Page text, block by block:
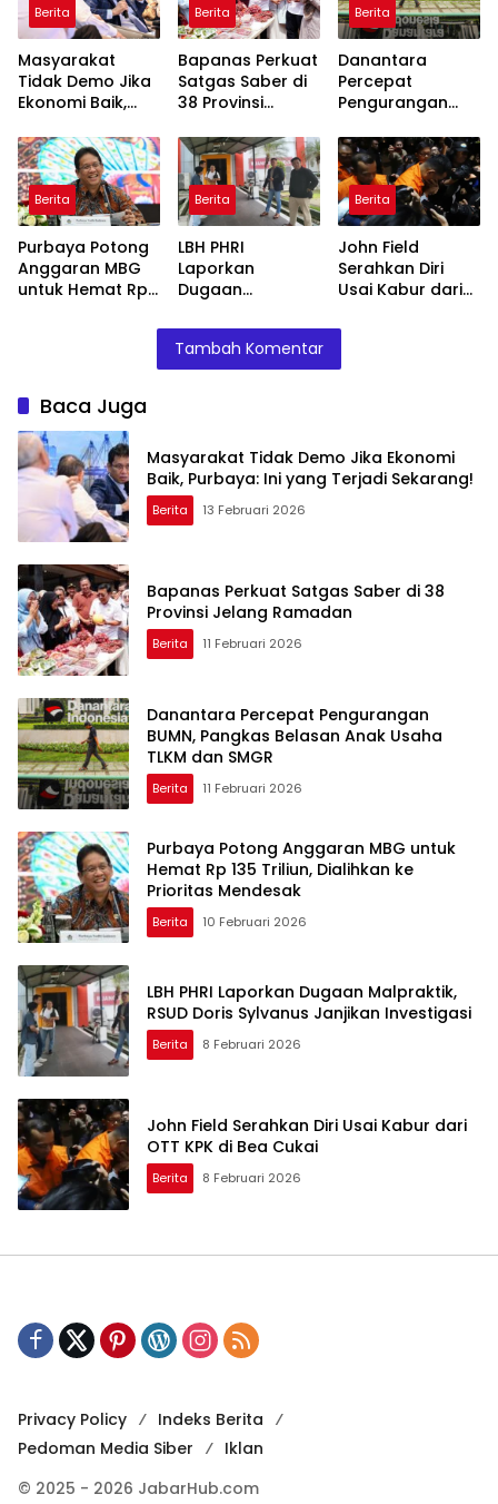
Berita
Masyarakat
Tidak Demo Jika
Ekonomi Baik,
Terjadi Sekarang!
Berita
Bapanas Perkuat
Satgas Saber di
38 Provinsi
Berita
Danantara
Percepat
Pengurangan
Belasan Anak
Usaha TLKM dan
SMGR
Berita
Purbaya Potong
Anggaran MBG
untuk Hemat Rp
Berita
LBH PHRI
Laporkan
Dugaan
Doris Sylvanus
Janjikan
Investigasi
Berita
John Field
Serahkan Diri
Usai Kabur dari
Cukai
Tambah Komentar
Baca Juga
Masyarakat Tidak Demo Jika Ekonomi
Baik, Purbaya: Ini yang Terjadi Sekarang!
Berita 13 Februari 2026
Bapanas Perkuat Satgas Saber di 38
Provinsi Jelang Ramadan
Berita 11 Februari 2026
Danantara Percepat Pengurangan
BUMN, Pangkas Belasan Anak Usaha
TLKM dan SMGR
Berita 11 Februari 2026
Purbaya Potong Anggaran MBG untuk
Hemat Rp 135 Triliun, Dialihkan ke
Prioritas Mendesak
Berita 10 Februari 2026
LBH PHRI Laporkan Dugaan Malpraktik,
RSUD Doris Sylvanus Janjikan Investigasi
Berita 8 Februari 2026
John Field Serahkan Diri Usai Kabur dari
OTT KPK di Bea Cukai
Berita 8 Februari 2026
Privacy Policy
Indeks Berita
Pedoman Media Siber
Iklan
© 2025 - 2026 JabarHub.com